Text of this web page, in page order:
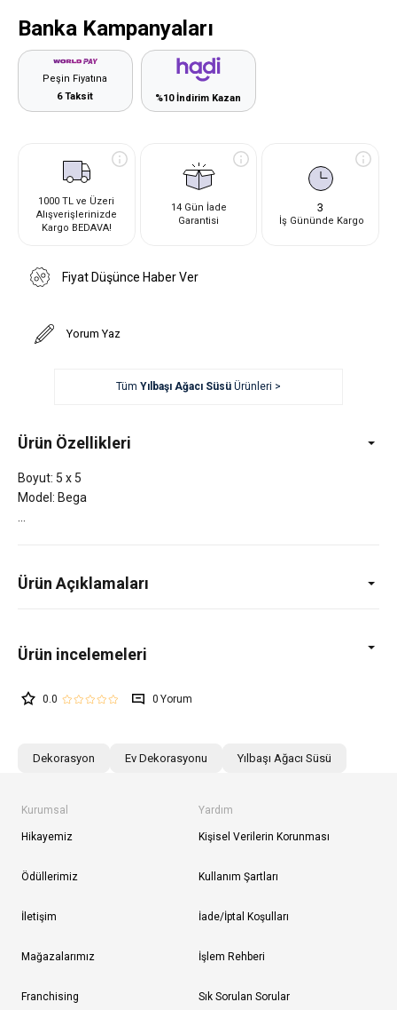
Banka Kampanyaları
Peşin Fiyatına
6 Taksit
%10 İndirim Kazan
1000 TL ve Üzeri
Alışverişlerinizde
Kargo BEDAVA!
14 Gün İade
Garantisi
3
İş Gününde Kargo
Fiyat Düşünce Haber Ver
Yorum Yaz
Tüm Yılbaşı Ağacı SüsüÜrünleri >
Ürün Özellikleri
Boyut: 5 x 5
Model: Bega
Ürün Açıklamaları
0.0 0
Dekorasyon Ev Dekorasyonu Yılbaşı Ağacı Süsü
Kurumsal
Hikayemiz
Ödüllerimiz
İletişim
Mağazalarımız
Franchising
Yardım
Kişisel Verilerin Korunması
Kullanım Şartları
İade/İptal Koşulları
İşlem Rehberi
Sık Sorulan Sorular